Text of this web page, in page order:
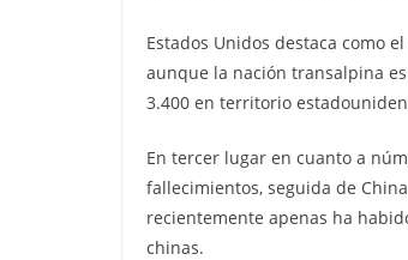
Estados Unidos destaca como
aunque la nación transalpina
3.400 en territorio
En tercer lugar en cuanto a
fallecimientos, seguida de
recientemente apenas ha
chinas.